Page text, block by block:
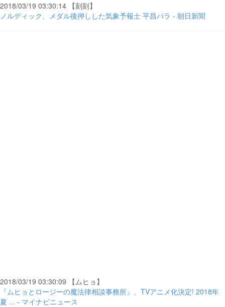
2018/03/19 03:30:14 【刻刻】
ノルディック、メダル後押しした気象予報士 平昌パラ - 朝日新聞
2018/03/19 03:30:09 【ムヒョ】
『ムヒョとロージーの魔法律相談事務所』、TVアニメ化決定! 2018年
夏 ... - マイナビニュース